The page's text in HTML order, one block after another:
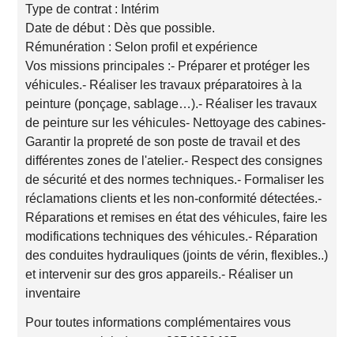
Type de contrat : Intérim
Date de début : Dès que possible.
Rémunération : Selon profil et expérience
Vos missions principales :- Préparer et protéger les
véhicules.- Réaliser les travaux préparatoires à la
peinture (ponçage, sablage…).- Réaliser les travaux
de peinture sur les véhicules- Nettoyage des cabines-
Garantir la propreté de son poste de travail et des
différentes zones de l'atelier.- Respect des consignes
de sécurité et des normes techniques.- Formaliser les
réclamations clients et les non-conformité détectées.-
Réparations et remises en état des véhicules, faire les
modifications techniques des véhicules.- Réparation
des conduites hydrauliques (joints de vérin, flexibles..)
et intervenir sur des gros appareils.- Réaliser un
inventaire
Pour toutes informations complémentaires vous